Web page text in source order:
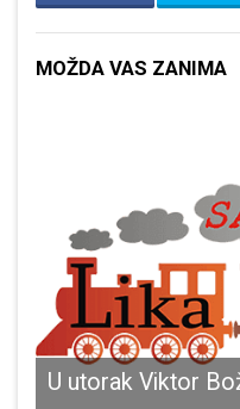
MOŽDA VAS ZANIMA